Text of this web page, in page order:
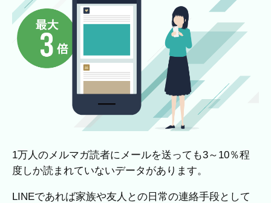
1万人のメルマガ読者にメールを送っても3～10％程
度しか読まれていないデータがあります。
LINEであれば家族や友人との日常の連絡手段として